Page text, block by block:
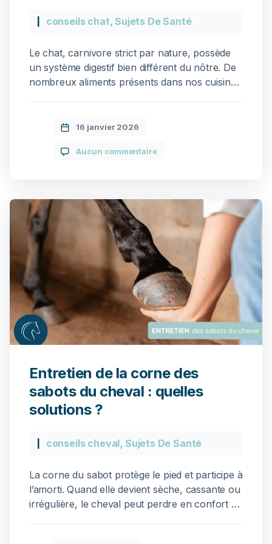
conseils chat,Sujets De Santé
Le chat, carnivore strict par nature, possède
un système digestif bien différent du nôtre. De
nombreux aliments présents dans nos cuisines
alimentaires figurent parmi les urgences
Connaître les aliments à proscrire permet
16 janvier 2026
Aucun commentaire
Entretien de la corne des
sabots du cheval : quelles
solutions ?
conseils cheval, Sujets De Santé
La corne du sabot protège le pied et participe à
l’amorti. Quand elle devient sèche, cassante ou
irrégulière, le cheval peut perdre en confort et